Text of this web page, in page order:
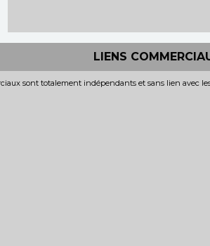
LIENS
sont totalement indépendants et sans lien avec